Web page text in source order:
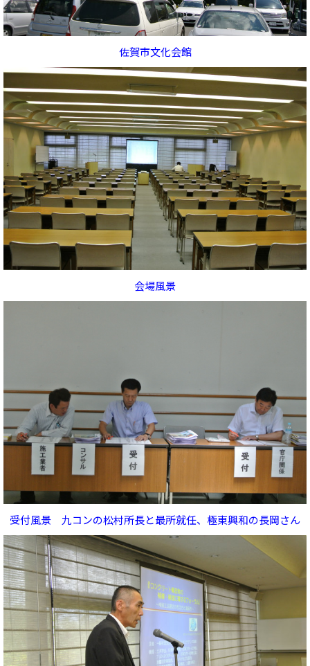
佐賀市文化会館
会場風景
受付風景 九コンの松村所長と最所就任、極東興和の長岡さん